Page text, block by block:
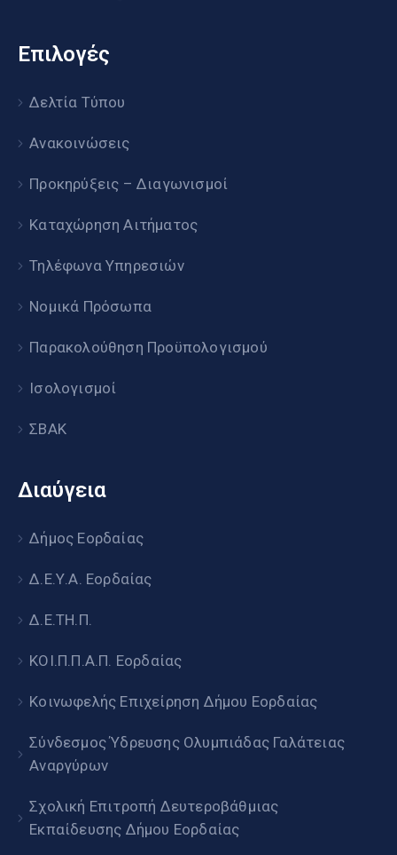
Επιλογές
Δελτία Τύπου
Ανακοινώσεις
Προκηρύξεις – Διαγωνισμοί
Καταχώρηση Αιτήματος
Τηλέφωνα Υπηρεσιών
Νομικά Πρόσωπα
Παρακολούθηση Προϋπολογισμού
Ισολογισμοί
ΣΒΑΚ
Διαύγεια
Δήμος Εορδαίας
Δ.Ε.Υ.Α. Εορδαίας
Δ.Ε.ΤΗ.Π.
ΚΟΙ.Π.Π.Α.Π. Εορδαίας
Κοινωφελής Επιχείρηση Δήμου Εορδαίας
Σύνδεσμος Ύδρευσης Ολυμπιάδας Γαλάτειας
Αναργύρων
Σχολική Επιτροπή Δευτεροβάθμιας
Εκπαίδευσης Δήμου Εορδαίας